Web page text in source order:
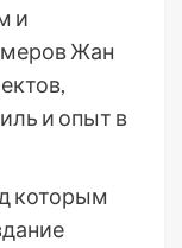
и
Жан
и опыт в
которым